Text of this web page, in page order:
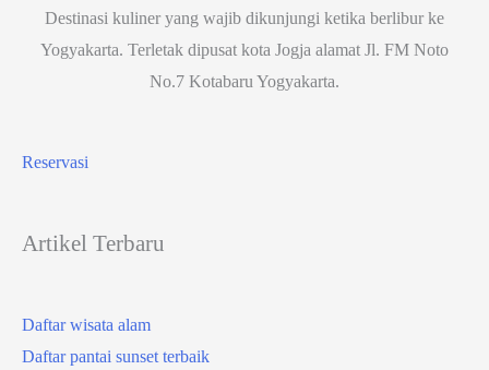
Destinasi kuliner yang wajib dikunjungi ketika berlibur ke
Yogyakarta. Terletak dipusat kota Jogja alamat Jl. FM Noto
No.7 Kotabaru Yogyakarta.
Reservasi
Artikel Terbaru
Daftar wisata alam
Daftar pantai sunset terbaik